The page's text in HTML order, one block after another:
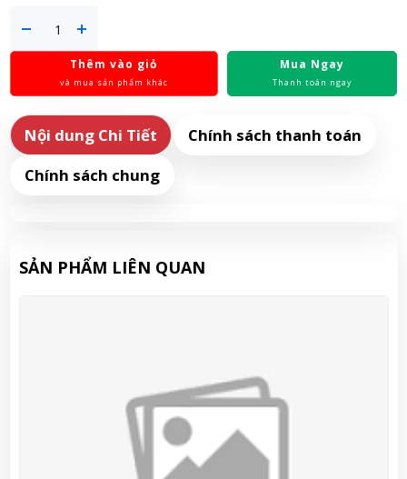
Thêm vào giỏ
và mua sản phẩm khác
Mua Ngay
Thanh toán ngay
Nội dung Chi Tiết
Chính sách thanh toán
Chính sách chung
SẢN PHẨM LIÊN QUAN